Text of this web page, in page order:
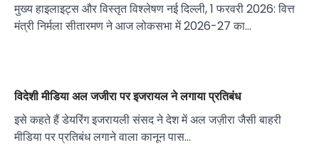
मुख्य हाइलाइट्स और विस्तृत विश्लेषण नई दिल्ली, 1 फरवरी 2026: वित्त
मंत्री निर्मला सीतारमण ने आज लोकसभा में 2026-27 का…
विदेशी मीडिया अल जजीरा पर इजरायल ने लगाया प्रतिबंध
इसे कहते हैं डेयरिंग इजरायली संसद ने देश में अल जज़ीरा जैसी बाहरी
मीडिया पर प्रतिबंध लगाने वाला कानून पास…